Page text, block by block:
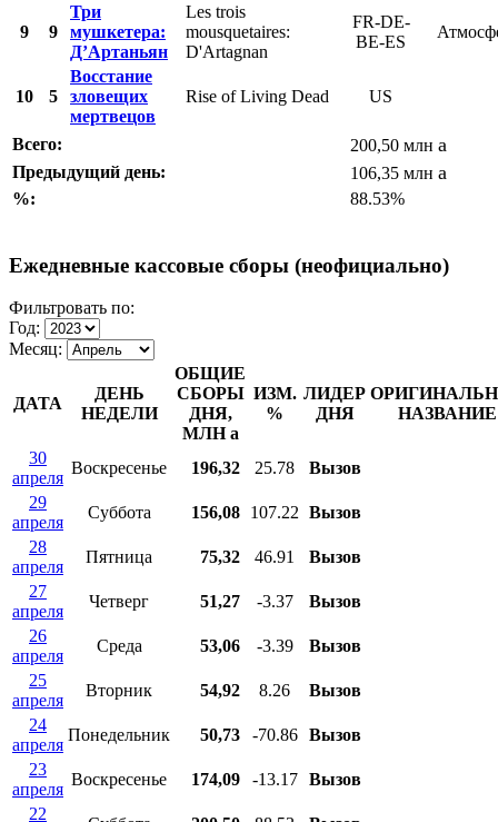
9 9
Три
мушкетера:
Д’Артаньян
Les trois
mousquetaires:
D'Artagnan
FR-DE-
BE-ES
10 5
Восстание
зловещих
мертвецов
Rise of Living Dead US
Всего: 200,50 млн a
Предыдущий день: 106,35 млн a
%: 88.53%
Ежедневные кассовые сборы (неофициально)
Фильтровать по:
Год:
Месяц:
ДАТА
ДЕНЬ
НЕДЕЛИ
ОБЩИЕ
СБОРЫ
ДНЯ,
МЛНa
ИЗМ.
%
ЛИДЕР
ДНЯ
НАЗВАНИЕ
30
апреля
Воскресенье 196,32 25.78
Вызов
29
апреля
Суббота 156,08 107.22 Вызов
28
апреля
Пятница 75,32 46.91
Вызов
27
апреля
Четверг 51,27 -3.37
Вызов
26
апреля
Среда 53,06 -3.39
Вызов
25
апреля
Вторник 54,92 8.26
Вызов
24
апреля
Понедельник 50,73 -70.86
Вызов
23
апреля
Воскресенье 174,09 -13.17
Вызов
22